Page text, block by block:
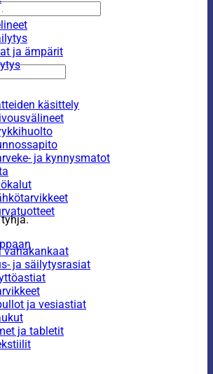
ja ämpärit
käsittely
ja kynnysmatot
vahakankaat
ja säilytysrasiat
ja vesiastiat
ja tabletit